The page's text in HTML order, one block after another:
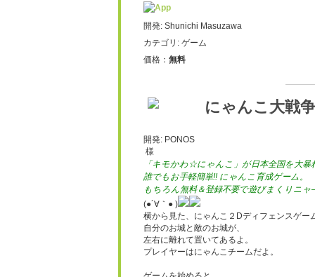
開発: Shunichi Masuzawa
カテゴリ: ゲーム
価格： 無料
にゃんこ大戦争
開発: PONOS
様
「キモかわ☆にゃんこ」が日本全国を大暴
誰でもお手軽簡単!! にゃんこ育成ゲーム。
もちろん無料＆登録不要で遊びまくりニ
(●´∀｀● )
横から見た、にゃんこ２Dディフェンスゲー
自分のお城と敵のお城が、
左右に離れて置いてあるよ。
プレイヤーはにゃんこチームだよ。